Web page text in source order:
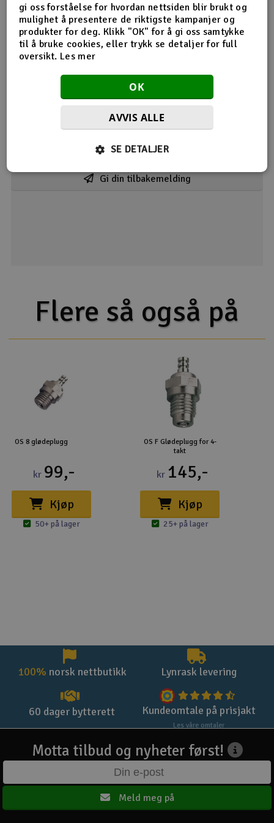
Bronto 3300mah
1
Viser 1 / 1tilbakemeldinger
Gi din tilbakemelding
Flere så også på
OS 8 glødeplugg
kr 99,-
Kjøp
50+ på lager
OS F Glødeplugg for 4-
takt
kr 145,-
Kjøp
25+ på lager
100% norsk nettbutikk Lynrask levering
60 dager bytterett Kundeomtale på prisjakt
Les våre omtaler
Motta tilbud og nyheter først!
Meld meg på
gi oss forståelse for hvordan nettsiden blir brukt og
mulighet å presentere de riktigste kampanjer og
produkter for deg. Klikk "OK" for å gi oss samtykke
til å bruke cookies, eller trykk se detaljer for full
oversikt. Les mer
OK
AVVIS ALLE
SE DETALJER